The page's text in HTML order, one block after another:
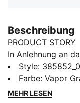
Beschreibung
PRODUCT STORY
In Anlehnung an
der Carina 2.0 die
kalifornischer
WTR haben wir
Style:
Farbe: Vapor
MEHR LESEN